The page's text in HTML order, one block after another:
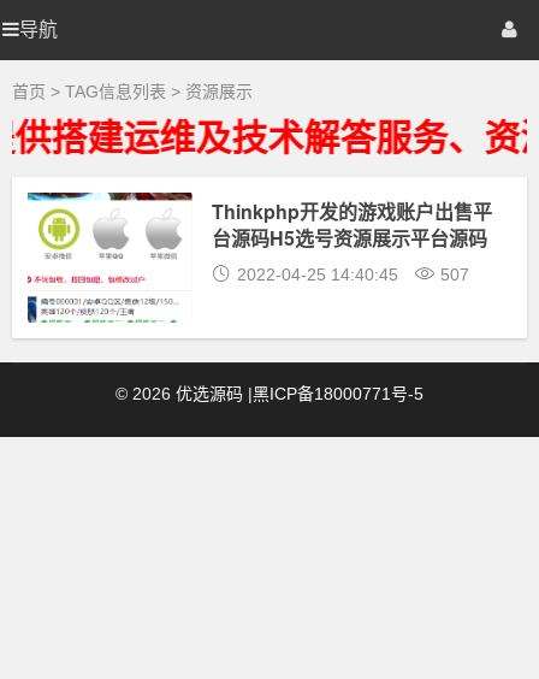
导航
示
大
-
资
示
相
关
最
新
资
源
下
载
优
选
源
棋牌源码 建站资源
首页 > TAG信息列表 > 资源展示
搭建运维及技术解答服务、资
Thinkphp开发的游戏账户出售平
台源码H5选号资源展示平台源码
2022-04-25 14:40:45 507
© 2026 优选源码 |黑ICP备18000771号-5